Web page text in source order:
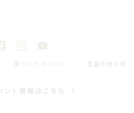
家づくりのフロー 重量木骨の家